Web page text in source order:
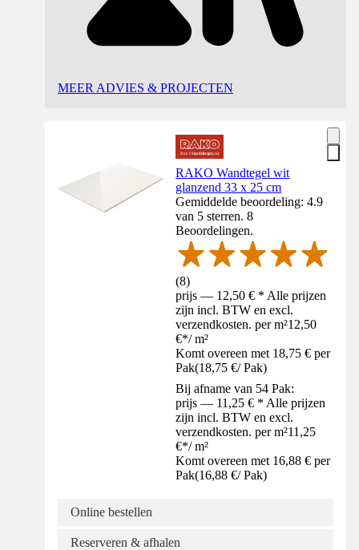
MEER ADVIES & PROJECTEN
RAKO Wandtegel wit
glanzend 33 x 25 cm
Gemiddelde beoordeling: 4.9
van 5 sterren. 8
Beoordelingen.
(8)
prijs — 12,50 € * Alle prijzen
zijn incl. BTW en excl.
verzendkosten. per m²12,50
€*/ m²
Komt overeen met 18,75 € per
Pak(18,75 €/ Pak)
Bij afname van 54 Pak:
prijs — 11,25 € * Alle prijzen
zijn incl. BTW en excl.
verzendkosten. per m²11,25
€*/ m²
Komt overeen met 16,88 € per
Pak(16,88 €/ Pak)
Online bestellen
Reserveren & afhalen